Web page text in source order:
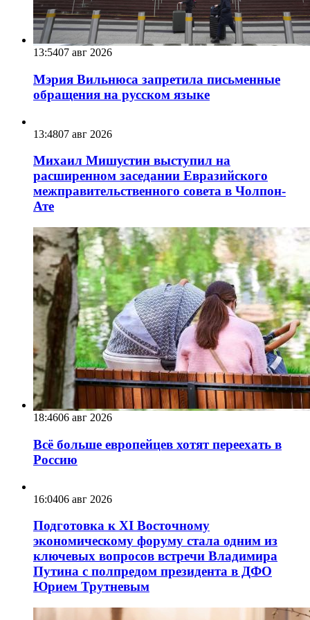
13:5407 авг 2026
Мэрия Вильнюса запретила письменные
обращения на русском языке
13:4807 авг 2026
Михаил Мишустин выступил на
расширенном заседании Евразийского
межправительственного совета в Чолпон-
Ате
18:4606 авг 2026
Всё больше европейцев хотят переехать в
Россию
16:0406 авг 2026
Подготовка к XI Восточному
экономическому форуму стала одним из
ключевых вопросов встречи Владимира
Путина с полпредом президента в ДФО
Юрием Трутневым